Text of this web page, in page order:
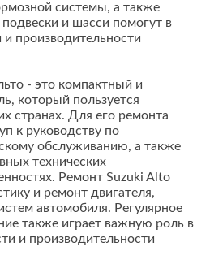
системы, а также
и шасси помогут в
производительности
- это компактный и
который пользуется
странах. Для его ремонта
к руководству по
обслуживанию, а также
технических
Ремонт Suzuki Alto
и ремонт двигателя,
автомобиля. Регулярное
также играет важную роль в
и производительности